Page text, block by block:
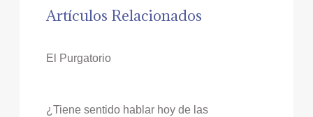
Artículos Relacionados
El Purgatorio
¿Tiene sentido hablar hoy de las